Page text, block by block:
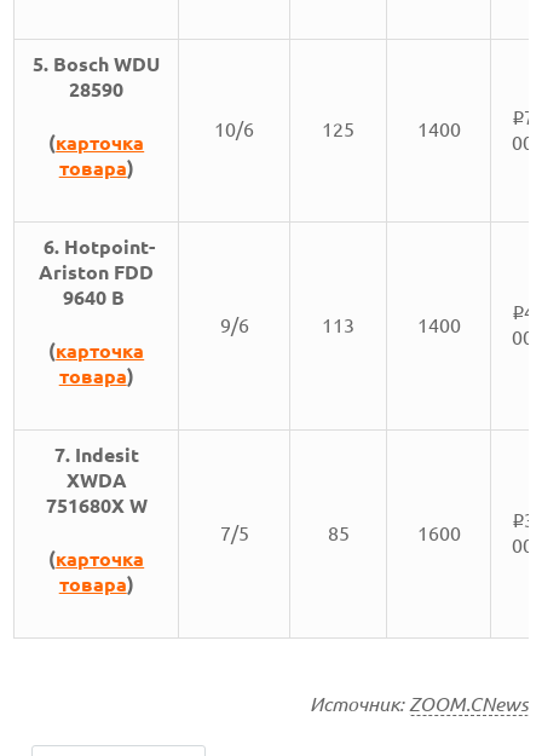
5. Bosch WDU
28590
(карточка
товара)
10/6 125 1400
i
6. Hotpoint-
Ariston FDD
9640 B
(карточка
товара)
9/6 113 1400
i
7. Indesit
XWDA
751680X W
(карточка
товара)
7/5 85 1600
i
Источник: ZOOM.CNews